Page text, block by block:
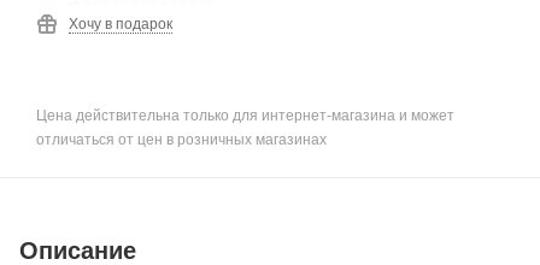
Хочу в подарок
Цена действительна только для интернет-магазина и может
отличаться от цен в розничных магазинах
Описание